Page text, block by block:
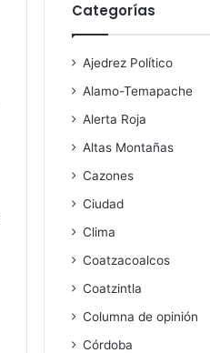
Categorías
Ajedrez Político
Alamo-Temapache
Alerta Roja
Altas Montañas
Cazones
Ciudad
Clima
Coatzacoalcos
Coatzintla
Columna de opinión
Córdoba